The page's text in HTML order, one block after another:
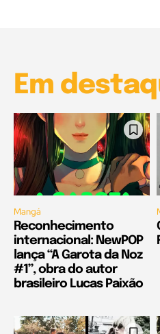
Em
Mangá
Reconhecimento
internacional: NewPOP
lança “A Garota da Noz
#1”, obra do autor
brasileiro Lucas Paixão